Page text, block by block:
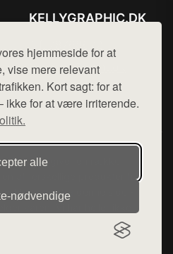
hjemmeside for at
vise mere relevant
Kort sagt: for at
ikke for at være irriterende.
alle
KELLYGRAPHIC.DK
Mail: hej@want.dk
Cookie- og privatlivspolitik
der udgiver en række
af forskellige produkter fra
ikke varer fra denne side - vi